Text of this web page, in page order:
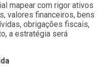
mapear com rigor ativos
valores financeiros, bens
obrigações fiscais,
a estratégia será